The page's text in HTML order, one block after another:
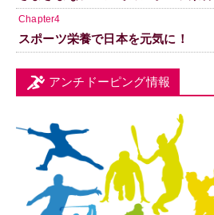
Chapter4
スポーツ栄養で日本を元気に！
アンチドーピング情報